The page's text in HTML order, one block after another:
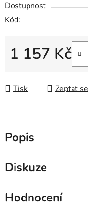
Dostupnost
Kód:
1 157 Kč
Tisk Zeptat se
Popis
Diskuze
Hodnocení